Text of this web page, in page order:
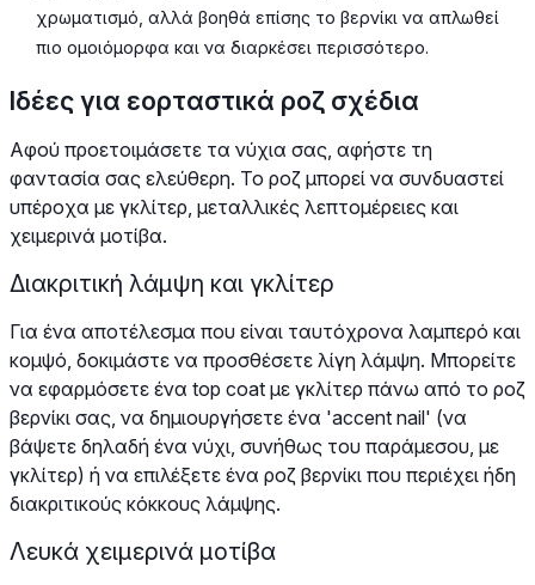
χρωματισμό, αλλά βοηθά επίσης το βερνίκι να απλωθεί
πιο ομοιόμορφα και να διαρκέσει περισσότερο.
Ιδέες για εορταστικά ροζ σχέδια
Αφού προετοιμάσετε τα νύχια σας, αφήστε τη
φαντασία σας ελεύθερη. Το ροζ μπορεί να συνδυαστεί
υπέροχα με γκλίτερ, μεταλλικές λεπτομέρειες και
χειμερινά μοτίβα.
Διακριτική λάμψη και γκλίτερ
Για ένα αποτέλεσμα που είναι ταυτόχρονα λαμπερό και
κομψό, δοκιμάστε να προσθέσετε λίγη λάμψη. Μπορείτε
να εφαρμόσετε ένα top coat με γκλίτερ πάνω από το ροζ
βερνίκι σας, να δημιουργήσετε ένα 'accent nail' (να
βάψετε δηλαδή ένα νύχι, συνήθως του παράμεσου, με
γκλίτερ) ή να επιλέξετε ένα ροζ βερνίκι που περιέχει ήδη
διακριτικούς κόκκους λάμψης.
Λευκά χειμερινά μοτίβα